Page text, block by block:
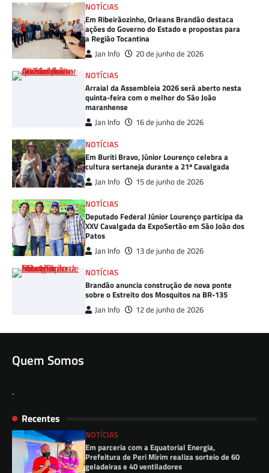
NOTÍCIAS
Em Ribeirãozinho, Orleans Brandão destaca
ações do Governo do Estado e propostas para
a Região Tocantina
Jan Info
20 de junho de 2026
NOTÍCIAS
Arraial da Assembleia 2026 será aberto nesta
quinta-feira com o melhor do São João
maranhense
Jan Info
16 de junho de 2026
NOTÍCIAS
Em Buriti Bravo, Júnior Lourenço celebra a
cultura sertaneja durante a 21ª Cavalgada
Jan Info
15 de junho de 2026
NOTÍCIAS
Deputado Federal Júnior Lourenço participa da
XXV Cavalgada da ExpoSertão em São João dos
Patos
Jan Info
13 de junho de 2026
NOTÍCIAS
Brandão anuncia construção de nova ponte
sobre o Estreito dos Mosquitos na BR-135
Jan Info 12 de junho de 2026
Quem Somos
.
Recentes
NOTÍCIAS
Em parceria com a Equatorial Energia,
Prefeitura de Peri Mirim realiza sorteio de 60
geladeiras e 40 ventiladores